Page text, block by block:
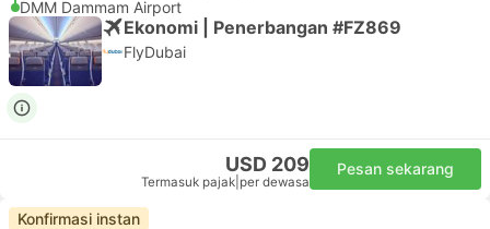
DMM Dammam Airport
Ekonomi | Penerbangan #FZ869
FlyDubai
USD 209
Termasuk pajak per dewasa
Pesan sekarang
Konfirmasi instan